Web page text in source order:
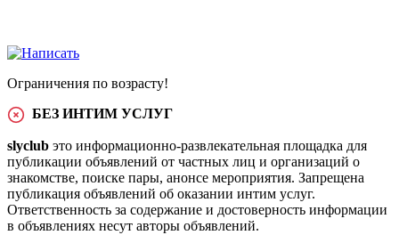
Ограничения по возрасту!
БЕЗ ИНТИМ УСЛУГ
slyclub это информационно-развлекательная площадка для
публикации объявлений от частных лиц и организаций о
знакомстве, поиске пары, анонсе мероприятия. Запрещена
публикация объявлений об оказании интим услуг.
Ответственность за содержание и достоверность информации
в объявлениях несут авторы объявлений.